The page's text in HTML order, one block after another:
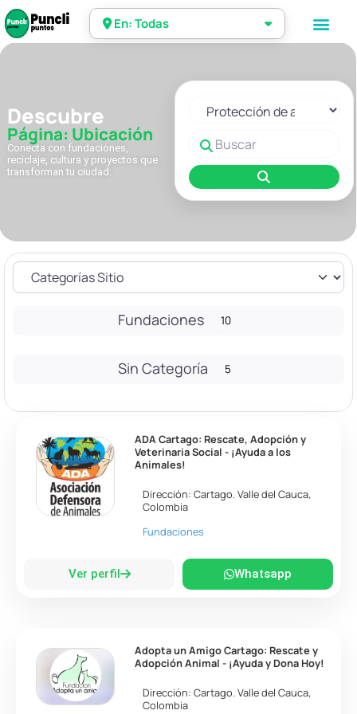
En: Todas
Descubre
Página: Ubicación
Conecta con fundaciones,
reciclaje, cultura y proyectos que
transforman tu ciudad.
Seleccionar el formulario de
Buscar
Fundaciones 10
Sin Categoría 5
ADA Cartago: Rescate, Adopción y
Veterinaria Social - ¡Ayuda a los
Animales!
Dirección:Cartago.Valle del Cauca,
Colombia
Fundaciones
Ver perfil Whatsapp
Adopta un Amigo Cartago: Rescate y
Adopción Animal - ¡Ayuda y Dona Hoy!
Dirección:Cartago.Valle del Cauca,
Colombia